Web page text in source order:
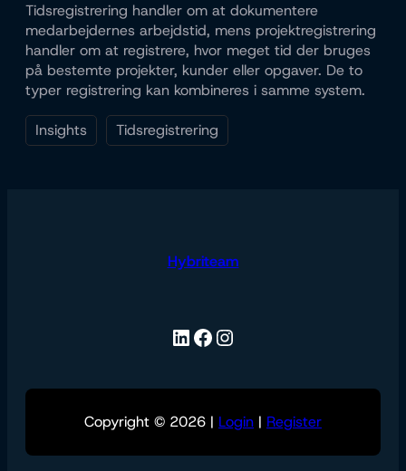
Tidsregistrering handler om at dokumentere
medarbejdernes arbejdstid, mens projektregistrering
handler om at registrere, hvor meget tid der bruges
på bestemte projekter, kunder eller opgaver. De to
typer registrering kan kombineres i samme system.
Insights Tidsregistrering
Hybriteam
LinkedIn Facebook Instagram
Copyright © 2026 | Login | Register